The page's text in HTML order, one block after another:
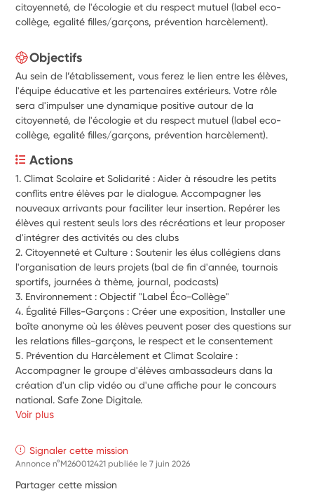
citoyenneté, de l'écologie et du respect mutuel (label eco-
collège, egalité filles/garçons, prévention harcèlement).
Objectifs
Au sein de l’établissement, vous ferez le lien entre les élèves,
l'équipe éducative et les partenaires extérieurs. Votre rôle
sera d'impulser une dynamique positive autour de la
citoyenneté, de l'écologie et du respect mutuel (label eco-
collège, egalité filles/garçons, prévention harcèlement).
Actions
1. Climat Scolaire et Solidarité : Aider à résoudre les petits
conflits entre élèves par le dialogue. Accompagner les
nouveaux arrivants pour faciliter leur insertion. Repérer les
élèves qui restent seuls lors des récréations et leur proposer
d'intégrer des activités ou des clubs
2. Citoyenneté et Culture : Soutenir les élus collégiens dans
l'organisation de leurs projets (bal de fin d'année, tournois
sportifs, journées à thème, journal, podcasts)
3. Environnement : Objectif "Label Éco-Collège"
4. Égalité Filles-Garçons : Créer une exposition, Installer une
boîte anonyme où les élèves peuvent poser des questions sur
les relations filles-garçons, le respect et le consentement
5. Prévention du Harcèlement et Climat Scolaire :
Accompagner le groupe d'élèves ambassadeurs dans la
création d'un clip vidéo ou d'une affiche pour le concours
national. Safe Zone Digitale.
Voir plus
Signaler cette mission
Annonce n°M260012421 publiée le7 juin 2026
Partager cette mission